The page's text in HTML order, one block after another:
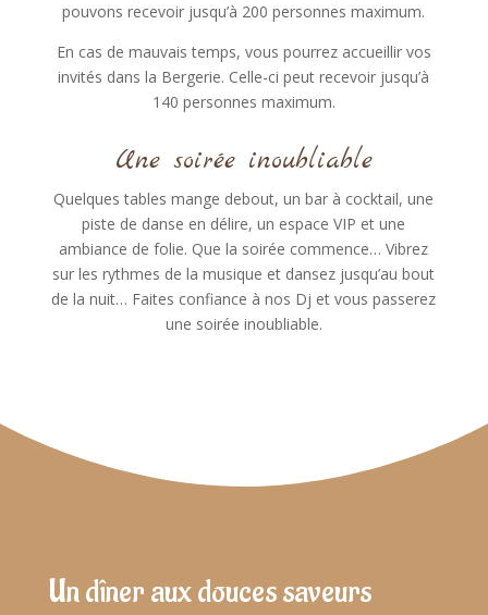
pouvons recevoir jusqu’à 200 personnes maximum.
En cas de mauvais temps, vous pourrez accueillir vos
invités dans la Bergerie. Celle-ci peut recevoir jusqu’à
140 personnes maximum.
Une soirée inoubliable
Quelques tables mange debout, un bar à cocktail, une
piste de danse en délire, un espace VIP et une
ambiance de folie. Que la soirée commence… Vibrez
sur les rythmes de la musique et dansez jusqu’au bout
de la nuit… Faites confiance à nos Dj et vous passerez
une soirée inoubliable.
Un dîner aux douces saveurs